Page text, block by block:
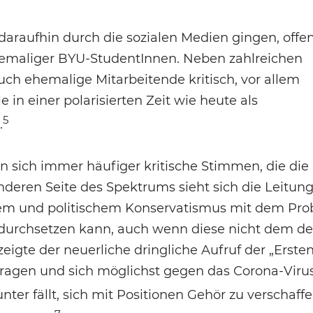
durch die sozialen Medien gingen,
BYU-StudentInnen. Neben zahlreichen
ehemalige Mitarbeitende kritisch, vor allem
in einer polarisierten Zeit wie heute als
5
sich immer häufiger kritische Stimmen, die die
Seite des Spektrums sieht sich die
und politischem Konservatismus mit dem
kann, auch wenn diese nicht dem
der neuerliche dringliche Aufruf der
und sich möglichst gegen das Corona-
fällt, sich mit Positionen Gehör zu